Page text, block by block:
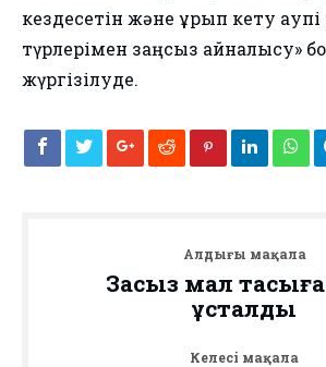
кездесетін және құрып кету
түрлерімен заңсыз айналысу»
жүргізілуде.
Алдыңғы мақала
Заңсыз мал
ұсталды
Келесі мақала